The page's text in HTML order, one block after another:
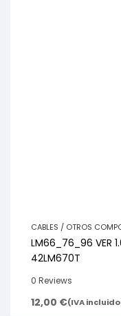
CABLES / OTROS
LM66_76_96 VER
42LM670T
0 Reviews
12,00 €(IVA